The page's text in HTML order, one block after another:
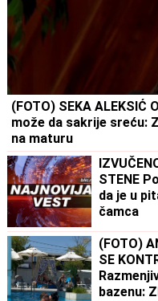
(FOTO) SEKA ALEKSIĆ
može da sakrije sreću:
na maturu
STENE
da je u
čamca
(FOTO)
SE
bazenu: